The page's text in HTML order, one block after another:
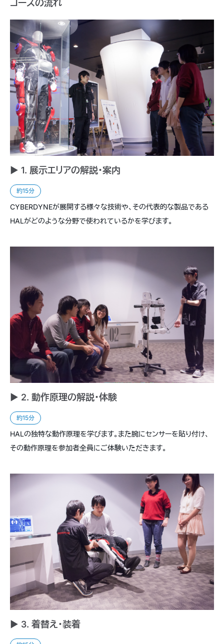
コースの流れ
► 1. 展示エリアの解説・案内
約15分
CYBERDYNEが展開する様々な技術や、その代表的な製品である
HALがどのような分野で使われているかを学びます。
► 2. 動作原理の解説・体験
約15分
HALの独特な動作原理を学びます。また腕にセンサーを貼り付け、
その動作原理を参加者全員にご体験いただきます。
► 3. 着替え・装着